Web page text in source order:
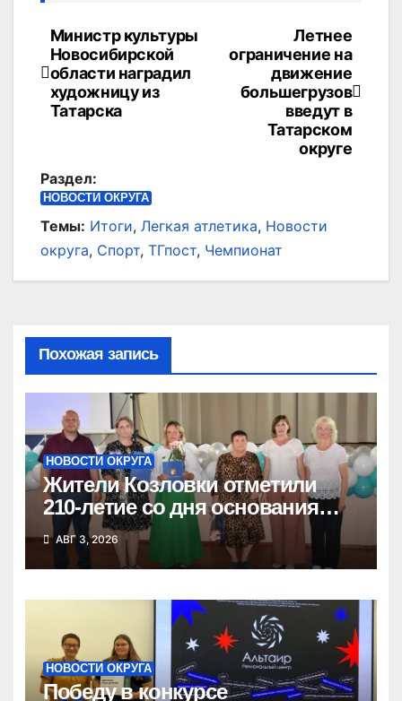
Навигация
по
записям
Летнее
ограничение на
движение
большегрузов
введут в
Татарском
округе
Министр культуры
Новосибирской
области наградил
художницу из
Татарска
Раздел:
НОВОСТИ ОКРУГА
Темы: Итоги, Легкая атлетика, Новости
округа, Спорт, ТГпост, Чемпионат
Похожая запись
НОВОСТИ ОКРУГА
Жители Козловки отметили
210-летие со дня основания
села
АВГ 3, 2026
НОВОСТИ ОКРУГА
Победу в конкурсе